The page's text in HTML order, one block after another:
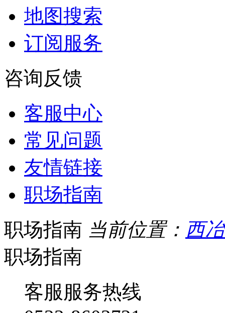
地图搜索
订阅服务
咨询反馈
客服中心
常见问题
友情链接
职场指南
职场指南 当前位置： 西
职场指南
客服服务热线